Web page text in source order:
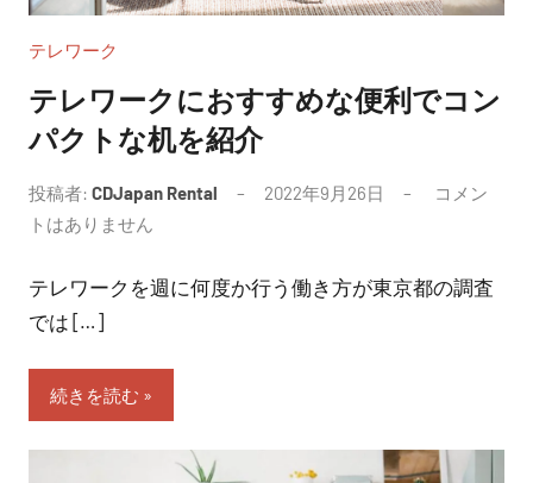
テレワーク
テレワークにおすすめな便利でコン
パクトな机を紹介
投稿者: CDJapan Rental 2022年9月26日
コメン
トはありません
テレワークを週に何度か行う働き方が東京都の調査
では […]
続きを読む